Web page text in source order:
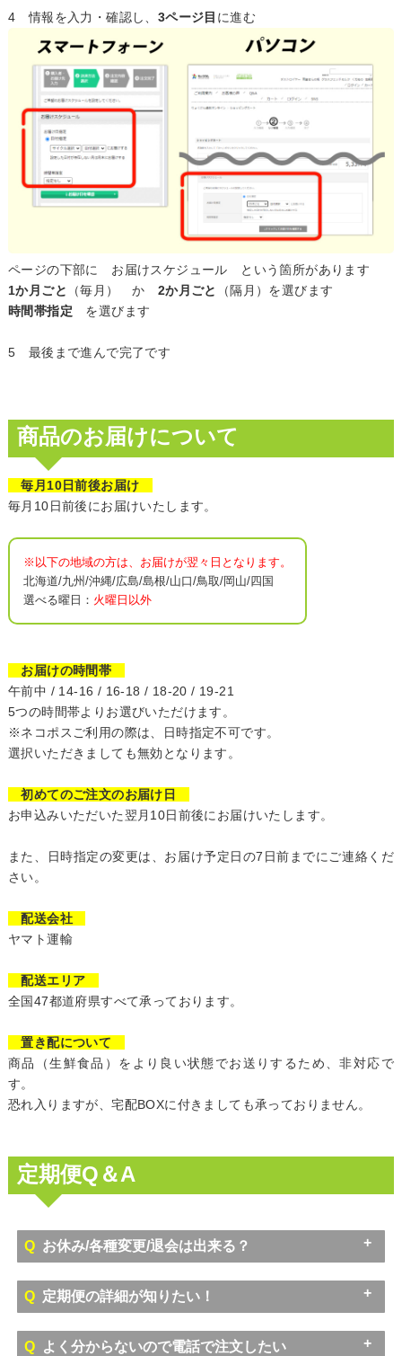
4 情報を入力・確認し、 3ページ目 に進む
ページの下部に お届けスケジュール という箇所があります
1か月ごと
（毎月） か 2か月ごと
（隔月）を選びます
時間帯指定 を選びます
5 最後まで進んで完了です
商品のお届けについて
毎月10日前後お届け
毎月10日前後にお届けいたします。
※以下の地域の方は、お届けが翌々日となります。
北海道/九州/沖縄/広島/島根/山口/鳥取/岡山/四国
選べる曜日： 火曜日以外
お届けの時間帯
午前中 / 14-16 / 16-18 / 18-20 / 19-21
5つの時間帯よりお選びいただけます。
※ネコポスご利用の際は、日時指定不可です。
選択いただきましても無効となります。
初めてのご注文のお届け日
お申込みいただいた翌月10日前後にお届けいたします。
また、日時指定の変更は、お届け予定日の7日前までにご連絡くだ
さい。
配送会社
ヤマト運輸
配送エリア
全国47都道府県すべて承っております。
置き配について
商品（生鮮食品）をより良い状態でお送りするため、非対応で
す。
恐れ入りますが、宅配BOXに付きましても承っておりません。
定期便Q＆A
Qお休み/各種変更/退会は出来る？
お届け予定日
の7日前まで
退会につきましては、お電話でのみ承っております。
Q定期便の詳細が知りたい！
Qよく分からないので電話で注文したい